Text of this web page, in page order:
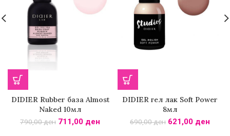
DIDIER Rubber база Almost
Naked 10мл
790,00ден 711,00 ден
DIDIER гел лак Soft Power
8мл
690,00ден 621,00 ден